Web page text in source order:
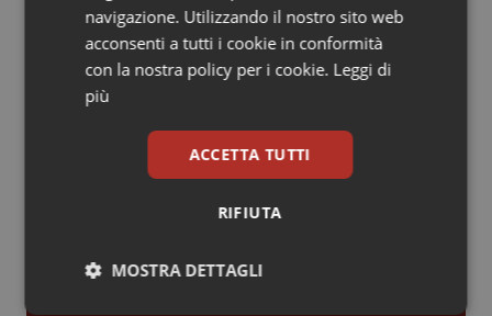
Quotidiano Cardiologia
Quotidiano Chirurgia
Quotidiano Oncologia
Quotidiano Pediatria
Rene & patologie urogenitali
Fimmg: “Rischio altissimo di perdere
borse e lasciare migliaia di cittadini
senza medico. Serve decreto di
mobilità volontaria interregionale”
Cloud sanitario: infrastrutture,
navigazione. Utilizzando il nostro sito web
acconsenti a tutti i cookie in conformità
con la nostra policy per i cookie. Leggi di
più
ACCETTA TUTTI
RIFIUTA
MOSTRA DETTAGLI